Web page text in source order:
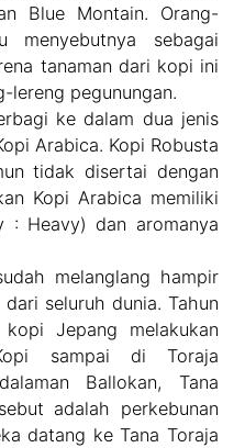
Blue Montain. Orang-
menyebutnya sebagai
tanaman dari kopi ini
lereng pegunungan.
ke dalam dua jenis
Arabica. Kopi Robusta
tidak disertai dengan
Kopi Arabica memiliki
: Heavy) dan aromanya
melanglang hampir
seluruh dunia. Tahun
Jepang melakukan
sampai di Toraja
Ballokan, Tana
adalah perkebunan
datang ke Tana Toraja